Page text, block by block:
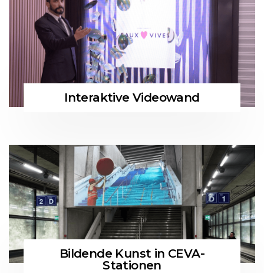
Interaktive Videowand
Bildende Kunst in CEVA-
Stationen